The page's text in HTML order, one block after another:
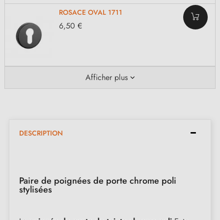
ROSACE OVAL 1711
6,50 €
Afficher plus
DESCRIPTION
Paire de poignées de porte chrome poli
stylisées